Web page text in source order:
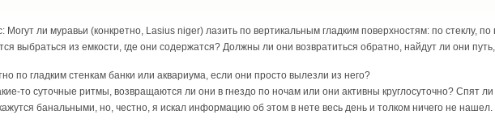
ли муравьи (конкретно, Lasius niger) лазить по вертикальным гладким поверхностям: по стеклу,
выбраться из емкости, где они содержатся? Должны ли они возвратиться обратно, найдут ли они путь,
по гладким стенкам банки или аквариума, если они просто вылезли из него?
то суточные ритмы, возвращаются ли они в гнездо по ночам или они активны круглосуточно? Спят
банальными, но, честно, я искал информацию об этом в нете весь день и толком ничего не